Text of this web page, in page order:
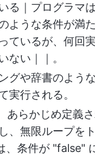
る｜プログラマ
ような条件が満
ているが、何回
ない｜｜。
グや辞書のよう
実行される。
あらかじめ定義
、無限ループを
条件が "false"